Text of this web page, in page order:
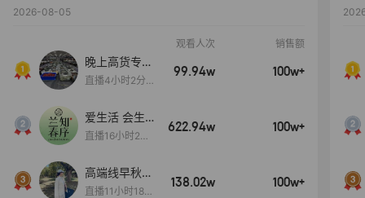
2026-08-05
观看人次 销售额
晚上高货专场
大放漏
直播4小时2分5
99.94w 100w+
爱生活 会生
活
直播16小时24
622.94w 100w+
高端线早秋现
货首发
直播11小时18分
138.02w 100w+